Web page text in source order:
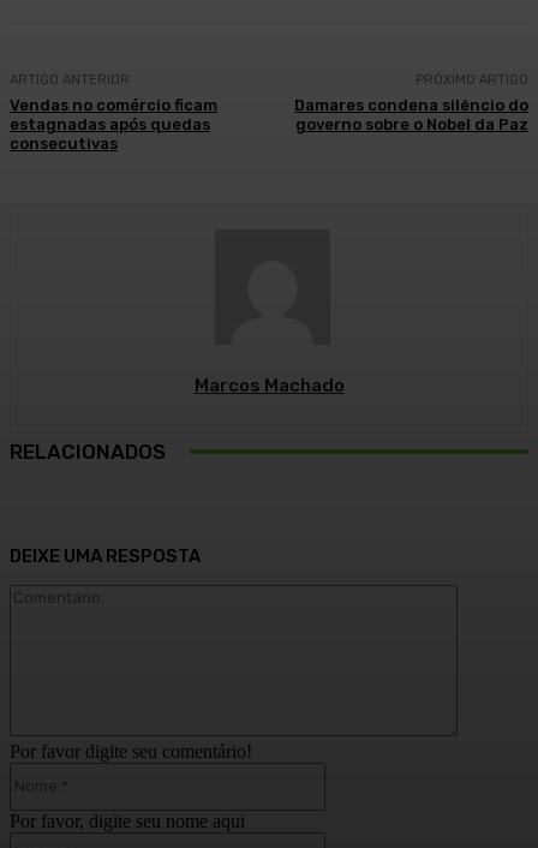
ARTIGO ANTERIOR
Vendas no comércio ficam
estagnadas após quedas
consecutivas
PRÓXIMO ARTIGO
Damares condena silêncio do
governo sobre o Nobel da Paz
Marcos Machado
RELACIONADOS
DEIXE UMA RESPOSTA
Por favor digite seu comentário!
Por favor, digite seu nome aqui